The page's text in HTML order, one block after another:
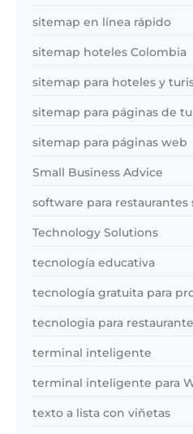
sitemap en línea rápido
sitemap hoteles Colombia
sitemap para hoteles y
sitemap para páginas de
sitemap para páginas web
Small Business Advice
software para restaurantes
Technology Solutions
tecnología educativa
tecnología gratuita para
tecnologia para
terminal inteligente
terminal inteligente para
texto a lista con viñetas